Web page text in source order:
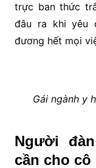
trực ban thức
đâu ra khi yêu
đương hết mọi
Gái ngành y
Người
cần cho